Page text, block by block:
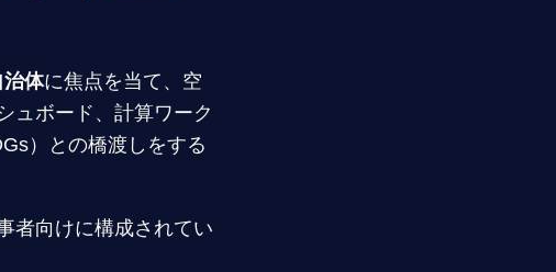
治体に焦点を当て、空
ュボード、計算ワーク
）との橋渡しをする
者向けに構成されてい